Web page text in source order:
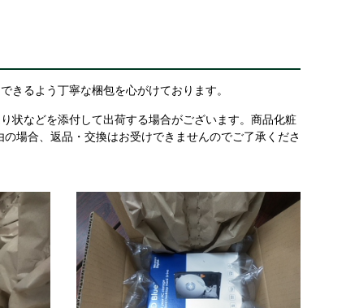
きるよう丁寧な梱包を心がけております。
状などを添付して出荷する場合がございます。商品化粧
場合、返品・交換はお受けできませんのでご了承くださ